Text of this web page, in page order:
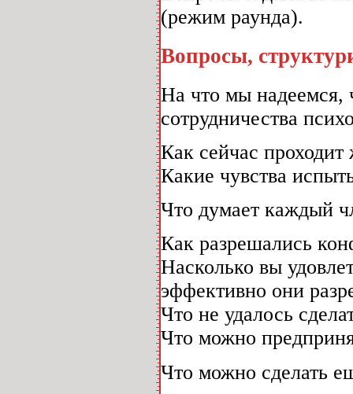
(режим раунда).
Вопросы,
На что мы надеемся,
сотрудничества
Как сейчас проходит
Какие чувства
Что думает каждый
Как разрешались
Насколько вы
эффективно они
Что не удалось
Что можно
Что можно сделать